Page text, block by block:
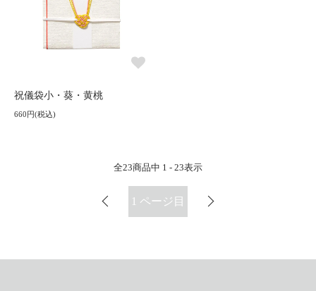
祝儀袋小・葵・黄桃
660円(税込)
全23商品中 1 - 23表示
1 ページ目